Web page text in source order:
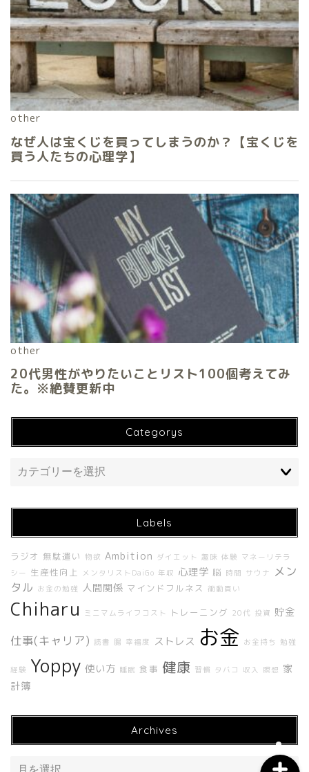
Categorys
Labels
ラジオ 無駄遣い 物欲 Ambition ダイエット 趣味 体験 マネーリテラ
シー
生産性向上 メンタリストDaiGo 年収 心理学 脳 時間 サウナ
メン
タル お金の勉強 人間関係 マインドフルネス 衝動買い
Chiharu ミニマムライフコスト トレーニング 20代 投資 貯金
仕事(キャリア) 読書 腸 幸福度 ストレス お金 お金持ち 勉強
経験 Yoppy 使い方 睡眠 食事 健康 習慣 タバコ 収入 瞑想 家
計簿
Archives
ホーム
About Me